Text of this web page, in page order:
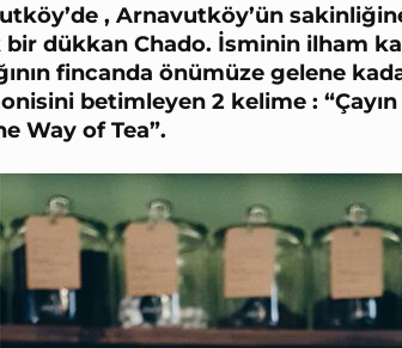
, Arnavutköy’ün
bir dükkan Chado. İsminin ilham
fincanda önümüze gelene
betimleyen 2 kelime :
Way of Tea”.